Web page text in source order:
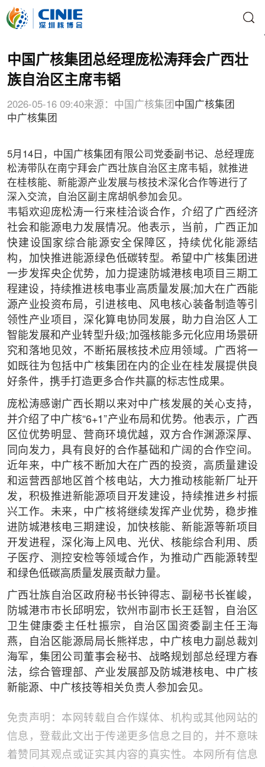
中国广核集团总经理庞松涛拜会广西壮
族自治区主席韦韬
2026-05-16 09:40来源：中国广核集团 中国广核集团
中广核集团
5月14日，中国广核集团有限公司党委副书记、总经理庞
松涛带队在南宁拜会广西壮族自治区主席韦韬，就推进
在桂核能、新能源产业发展与核技术深化合作等进行了
深入交流，自治区副主席胡帆参加会见。
韦韬欢迎庞松涛一行来桂洽谈合作，介绍了广西经济
社会和能源电力发展情况。他表示，当前，广西正加
快建设国家综合能源安全保障区，持续优化能源结
构，加快推进能源绿色低碳转型。希望中广核集团进
一步发挥央企优势，加力提速防城港核电项目三期工
程建设，持续推进核电事业高质量发展;加大在广西能
源产业投资布局，引进核电、风电核心装备制造等引
领性产业项目，深化算电协同发展，助力自治区人工
智能发展和产业转型升级;加强核能多元化应用场景研
究和落地见效，不断拓展核技术应用领域。广西将一
如既往为包括中广核集团在内的企业在桂发展提供良
好条件，携手打造更多合作共赢的标志性成果。
庞松涛感谢广西长期以来对中广核发展的关心支持，
并介绍了中广核“6+1”产业布局和优势。他表示，广西
区位优势明显、营商环境优越，双方合作渊源深厚、
同向发力，具有良好的合作基础和广阔的合作空间。
近年来，中广核不断加大在广西的投资，高质量建设
和运营西部地区首个核电站，大力推动核能新厂址开
发，积极推进新能源项目开发建设，持续推进乡村振
兴工作。未来，中广核将继续发挥产业优势，稳步推
进防城港核电三期建设，加快核能、新能源等新项目
开发进程，深化海上风电、光伏、核能综合利用、质
子医疗、测控安检等领域合作，为推动广西能源转型
和绿色低碳高质量发展贡献力量。
广西壮族自治区政府秘书长钟得志、副秘书长崔峻，
防城港市市长邱明宏，钦州市副市长王廷智，自治区
卫生健康委主任杜振宗，自治区国资委副主任王海
燕，自治区能源局局长熊祥忠，中广核电力副总裁刘
海军，集团公司董事会秘书、战略规划部总经理方春
法，综合管理部、产业发展部及防城港核电、中广核
新能源、中广核技等相关负责人参加会见。
免责声明：本网转载自合作媒体、机构或其他网站的
信息，登载此文出于传递更多信息之目的，并不意味
着赞同其观点或证实其内容的真实性。本网所有信息